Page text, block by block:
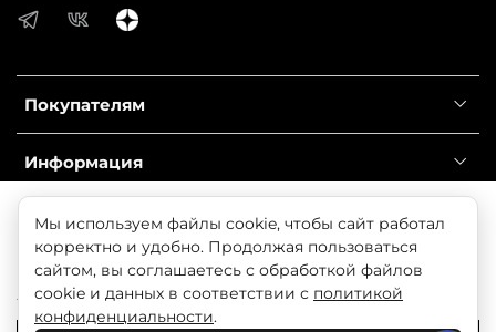
Покупателям
Информация
Справочник
© 2025 Любое использование контента без письменного
разрешения запрещено
Продолжая использовать наш сайт, вы даете согласие
на обработку файлов cookie, которые обеспечивают
правильную работу сайта и соглашаетесь с нашей
Политикой безопасности
Мы используем файлы cookie, чтобы сайт работал
корректно и удобно. Продолжая пользоваться
сайтом, вы соглашаетесь с обработкой файлов
cookie и данных в соответствии с политикой
конфиденциальности.